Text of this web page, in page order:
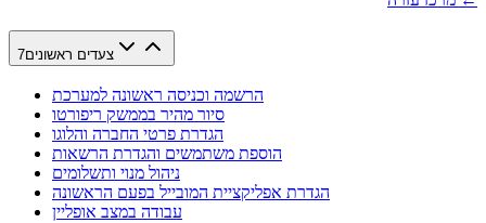
צעדים ראשונים7
הרשמה וכניסה ראשונה למערכת
סיור מהיר בממשק ריפורטו
הגדרת פרטי החברה והלוגו
הוספת משתמשים והגדרת הרשאות
ניהול מנוי ותשלומים
הגדרת אפליקציית המובייל בפעם הראשונה
עבודה במצב אופליין